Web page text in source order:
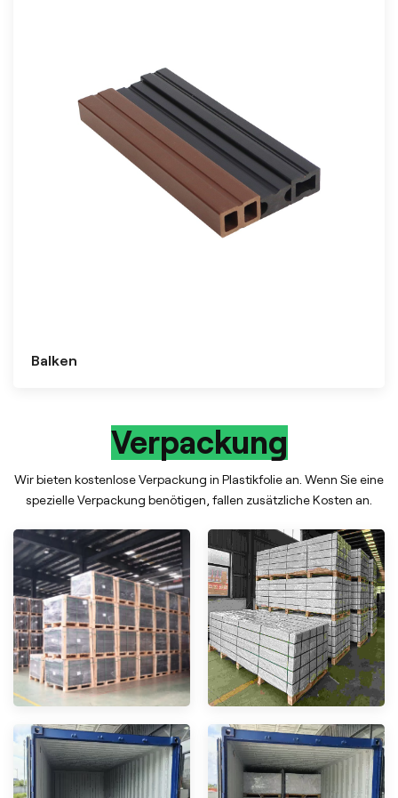
Balken
Verpackung
Wir bieten kostenlose Verpackung in Plastikfolie an. Wenn Sie eine
spezielle Verpackung benötigen, fallen zusätzliche Kosten an.